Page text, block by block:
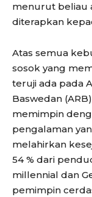
menurut beliau
diterapkan
Atas semua
sosok yang
teruji ada pada
Baswedan
memimpin
pengalaman
melahirkan
54 % dari
millennial dan
pemimpin